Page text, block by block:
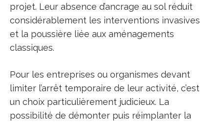
projet. Leur absence d’ancrage au sol réduit
considérablement les interventions invasives
et la poussière liée aux aménagements
classiques.
Pour les entreprises ou organismes devant
limiter l’arrêt temporaire de leur activité, c’est
un choix particulièrement judicieux. La
possibilité de démonter puis réimplanter la